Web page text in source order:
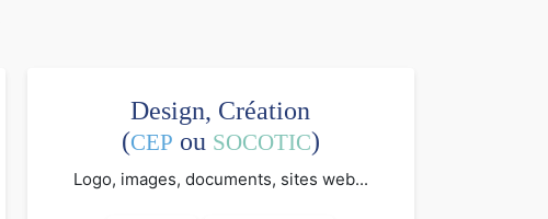
Design, Création
(CEP ou SOCOTIC)
Logo, images, documents, sites web...